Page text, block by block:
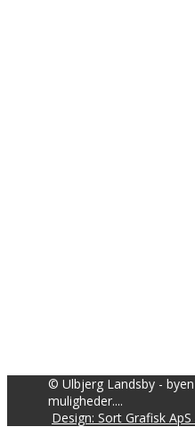
© Ulbjerg Landsby -
muligheder....
Design: Sort Grafisk